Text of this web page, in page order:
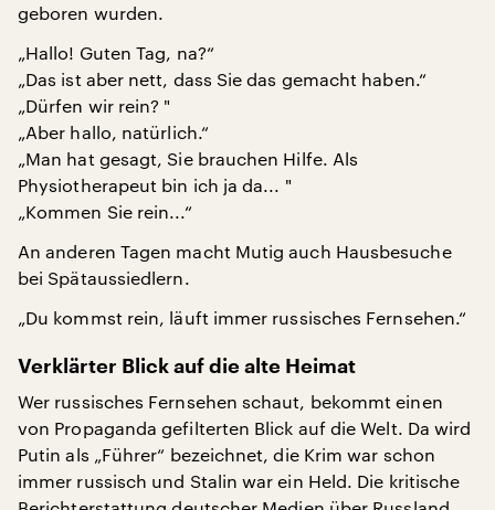
geboren wurden.
„Hallo! Guten Tag, na?“
„Das ist aber nett, dass Sie das gemacht haben.“
„Dürfen wir rein? "
„Aber hallo, natürlich.“
„Man hat gesagt, Sie brauchen Hilfe. Als
Physiotherapeut bin ich ja da... "
„Kommen Sie rein...“
An anderen Tagen macht Mutig auch Hausbesuche
bei Spätaussiedlern.
„Du kommst rein, läuft immer russisches Fernsehen.“
Verklärter Blick auf die alte Heimat
Wer russisches Fernsehen schaut, bekommt einen
von Propaganda gefilterten Blick auf die Welt. Da wird
Putin als „Führer“ bezeichnet, die Krim war schon
immer russisch und Stalin war ein Held. Die kritische